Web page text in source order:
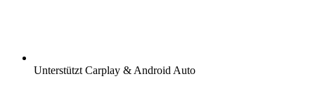
Unterstützt Carplay & Android Auto